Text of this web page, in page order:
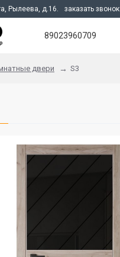
Рылеева, д.16. заказать звонок
89023960709
двери S3